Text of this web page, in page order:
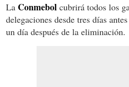
La Conmebol cubrirá todos los
delegaciones desde tres días
un día después de la eliminación.